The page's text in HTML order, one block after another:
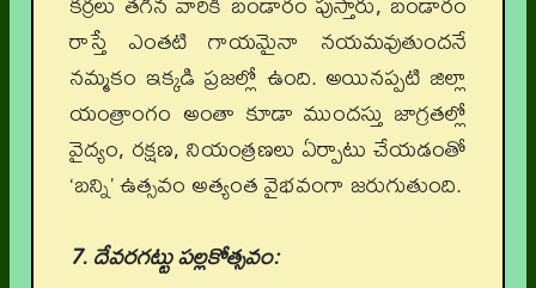
రాస్తే ఎంతటి గాయమైనా నయమవుతుందనే
నమ్మకం ఇక్కడి ప్రజల్లో ఉంది. అయినప్పటి జిల్లా
యంత్రాంగం అంతా కూడా ముందస్తు జాగ్రతల్లో
వైద్యం, రక్షణ, నియంత్రణలు ఏర్పాటు చేయడంతో
‘బన్ని’ ఉత్సవం అత్యంత వైభవంగా జరుగుతుంది.
7. దేవరగట్టు పల్లకోత్సవం: